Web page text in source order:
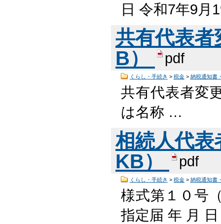
日 令和7年9
共有代表者
B）
pdf
くらし・手続き > 税金> 納税通知書
共有代表者変
は名称 …
相続人代表
KB）
pdf
くらし・手続き > 税金> 納税通知書
様式第１０号
指定届 年 月